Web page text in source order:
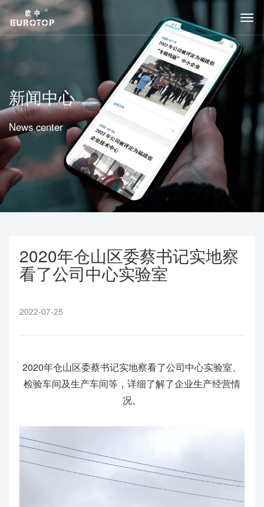
新闻中心
News center
2020年仓山区委蔡书记实地察
看了公司中心实验室
2022-07-25
2020年仓山区委蔡书记实地察看了公司中心实验室、
检验车间及生产车间等，详细了解了企业生产经营情
况。